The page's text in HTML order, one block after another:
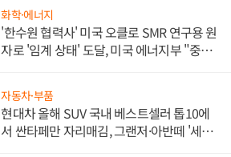
화학·에너지
'한수원 협력사' 미국 오클로 SMR 연구용 원
자로 '임계 상태' 도달, 미국 에너지부 "중요
자동차·부품
현대차 올해 SUV 국내 베스트셀러 톱10에
서 싼타페만 자리매김, 그랜저·아반떼 '세단